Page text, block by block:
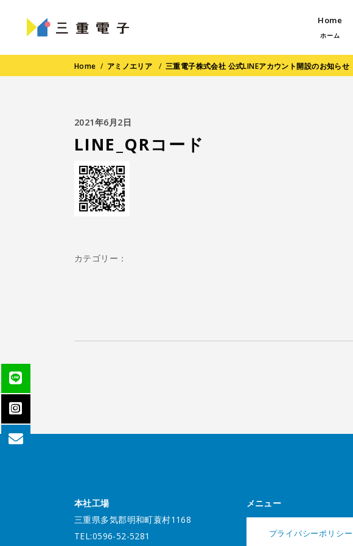
Home
ホーム
Home / アミノエリア / 三重電子株式会社 公式LINEアカウント開設のお知らせ
2021年6月2日
LINE_QRコード
カテゴリー：
本社工場
三重県多気郡明和町蓑村1168
TEL:0596-52-5281
メニュー
プライバシーポリシー